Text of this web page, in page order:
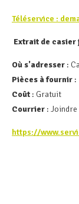
Téléservice :
Extrait de
Où s'adresser :
Pièces à fournir :
Coût : Gratuit
Courrier :
https://